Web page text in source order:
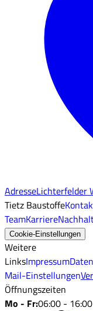
AdresseLichterfelder
Tietz Baustoffe
TeamKarriere
Cookie-Einstellungen
Weitere
LinksImpressum
Mail-Einstellungen
Öffnungszeiten
Mo - Fr:06:00 -